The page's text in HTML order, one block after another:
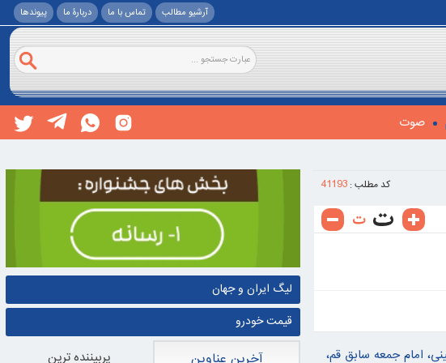
آرشیو مطالب تماس با ما دربارۀ ما پيوندها
صوت
کد مطلب : 41193
۸ مرداد، سالروز رحلت آیت‌الله مشکینی، امام جمعه سابق قم،
لیگ ایران و جهان
قیمت خودرو
پربيننده ترين